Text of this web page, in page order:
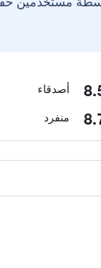
أصدقاء
منفرد